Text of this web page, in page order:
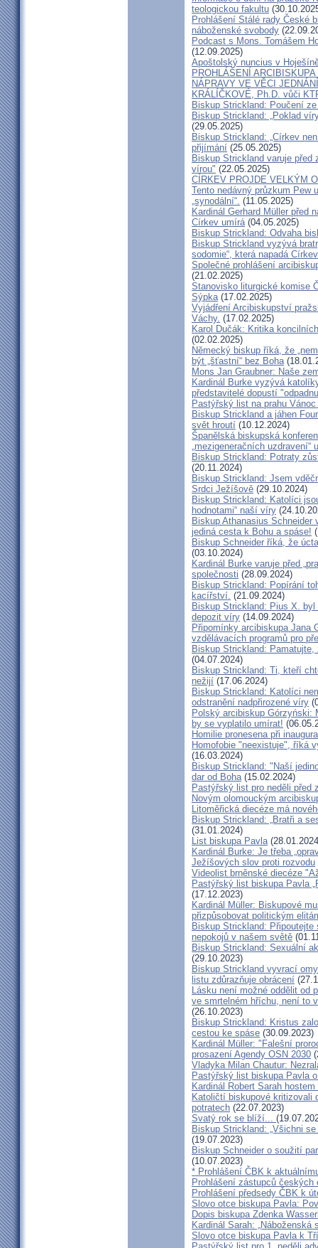
teologickou fakultu
Prohlášení Stálé rady České
náboženské svobody
Podcast s Mons. Tomášem
(12.09.2025)
Apoštolský nuncius v
PROHLÁŠENÍ
NÁPRAVY VE VĚCI
KRÁLÍČKOVÉ, Ph.D. vůči
Biskup Strickland: Poučení
Biskup Strickland: „Poklad
(29.05.2025)
Biskup Strickland: „Církev
přijímání (25.05.2025)
Biskup Strickland varuje
vírou" (22.05.2025)
CÍRKEV PROJDE VELKÝM
Tento nedávný průzkum Pew
„synodální“. (11.05.2025)
Kardinál Gerhard Müller před
Církev umírá(04.05.2025)
Biskup Strickland: Odvaha
Biskup Strickland vyzývá
sodomie“, která napadá Církev
Společné prohlášení
(21.02.2025)
Stanovisko liturgické komise
Sýpka(17.02.2025)
Vyjádření Arcibiskupství
Váchy. (17.02.2025)
Karol Dučák: Kritika
(02.02.2025)
Německý biskup říká, že
být „šťastní“ bez Boha
Mons Jan Graubner: Naše
Kardinál Burke vyzývá
představitelé dopustí
Pastýřský list na prahu
Biskup Strickland a jáhen
svět hroutí (10.12.2024)
Španělská biskupská
„mezigeneračních
Biskup Strickland: Potraty
(20.11.2024)
Biskup Strickland: Jsem
Srdci Ježíšově (29.10.2024)
Biskup Strickland: Katolíci
hodnotami“ naší víry
Biskup Athanasius
jediná cesta k Bohu a spáse!
Biskup Schneider říká, že
(03.10.2024)
Kardinál Burke varuje před
společnosti (28.09.2024)
Biskup Strickland: Popírání
kacířství. (21.09.2024)
Biskup Strickland: Pius X.
depozit víry (14.09.2024)
Připomínky arcibiskupa Jana
vzdělávacích programů pro
Biskup Strickland:
(04.07.2024)
Biskup Strickland: Ti, kteří
nežijí (17.06.2024)
Biskup Strickland: Katolíci
odstranění nadpřirozené víry
Polský arcibiskup Górzyński:
by se vyplatilo umírat!
Homilie pronesena při
Homofobie "neexistuje", říká
(16.03.2024)
Biskup Strickland: "Naší
dar od Boha(15.02.2024)
Pastýřský list pro neděli před
Novým olomouckým
Litoměřická diecéze má
Biskup Strickland: „Bratři a
(31.01.2024)
List biskupa Pavla
Kardinál Burke: Je třeba
Ježíšových slov proti rozvodu
Videolist brněnské diecéze
Pastýřský list biskupa Pavla
(17.12.2023)
Kardinál Müller: Biskupové
přizpůsobovat politickým
Biskup Strickland:
nepokojů v našem světě
Biskup Strickland: Sexuální
(29.10.2023)
Biskup Strickland vyvrací
listu zdůrazňuje obrácení
Lásku není možné oddělit od
ve smrtelném hříchu, není to
(26.10.2023)
Biskup Strickland: Kristus
cestou ke spáse (30.09.2023)
Kardinál Müller: "Falešní
prosazení Agendy OSN 2030
Vladyka Milan Chautur:
Pastýřský list biskupa Pavla
Kardinál Robert Sarah
Katoličtí biskupové kritizovali
potratech (22.07.2023)
Svatý rok se blíží...
Biskup Strickland: „Všichni
(19.07.2023)
Biskup Schneider o soužití
(10.07.2023)
* Prohlášení ČBK k
Prohlášení zástupců
Prohlášení předsedy ČBK k
Slovo otce biskupa Pavla:
Dopis biskupa Zdenka
Kardinál Sarah: „Náboženská
Slovo otce biskupa Pavla k